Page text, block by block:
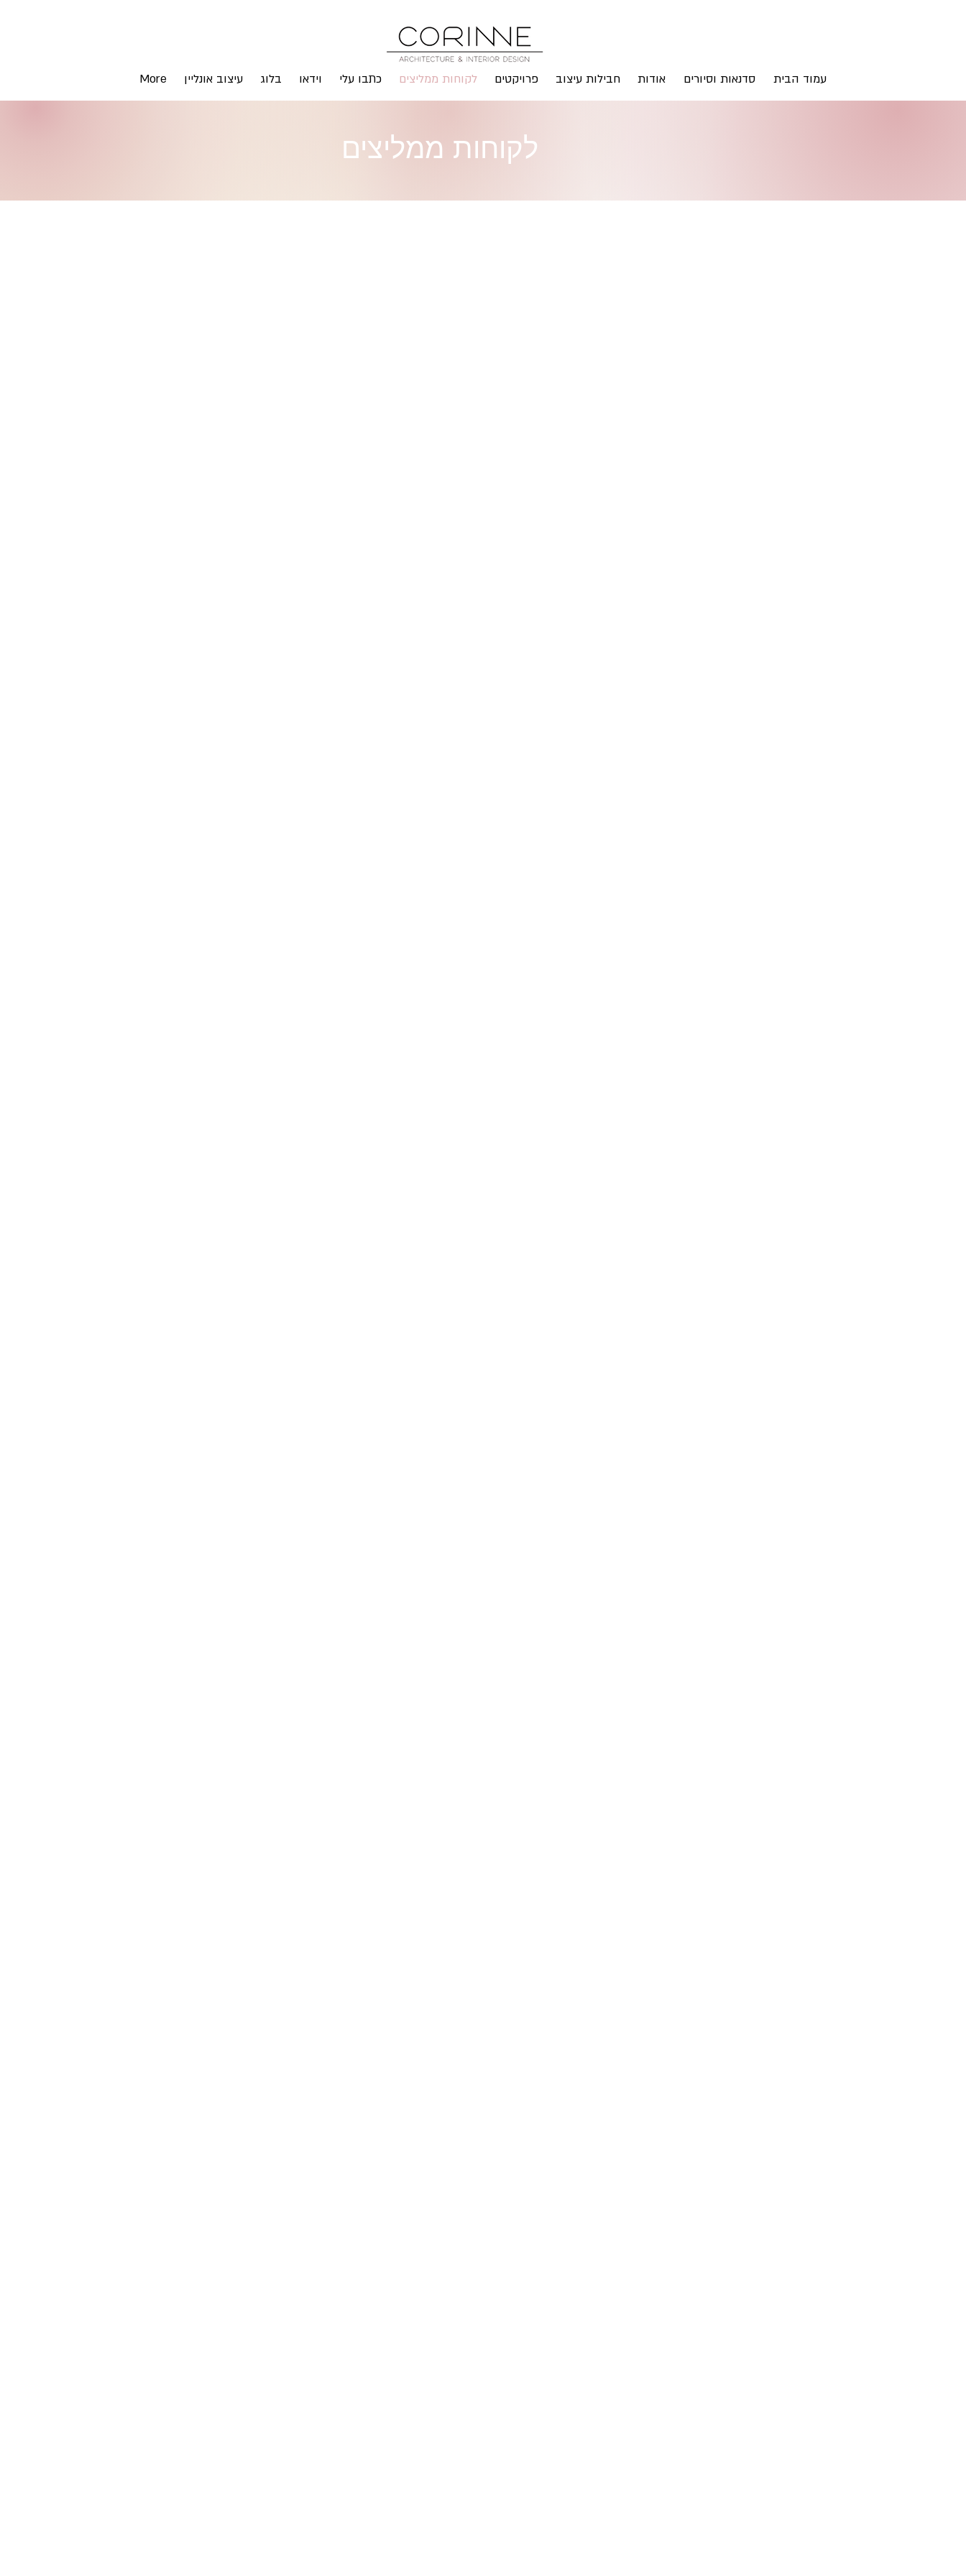
עמוד הבית סדנאות וסיורים אודות חבילות עיצוב פרויקטים לקוחות ממליצים כתבו עלי וידאו בלוג עיצוב אונליין More
לקוחות ממליצים